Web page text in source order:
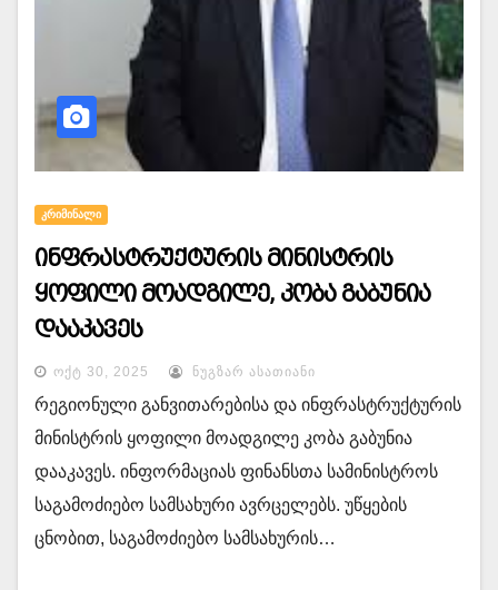
ᲙᲠᲘᲛᲘᲜᲐᲚᲘ
ინფრასტრუქტურის მინისტრის
ყოფილი მოადგილე, კობა გაბუნია
დააკავეს
ᲝᲥᲢ 30, 2025 ᲜᲣᲒᲖᲐᲠ ᲐᲡᲐᲗᲘᲐᲜᲘ
რეგიონული განვითარებისა და ინფრასტრუქტურის
მინისტრის ყოფილი მოადგილე კობა გაბუნია
დააკავეს. ინფორმაციას ფინანსთა სამინისტროს
საგამოძიებო სამსახური ავრცელებს. უწყების
ცნობით, საგამოძიებო სამსახურის…